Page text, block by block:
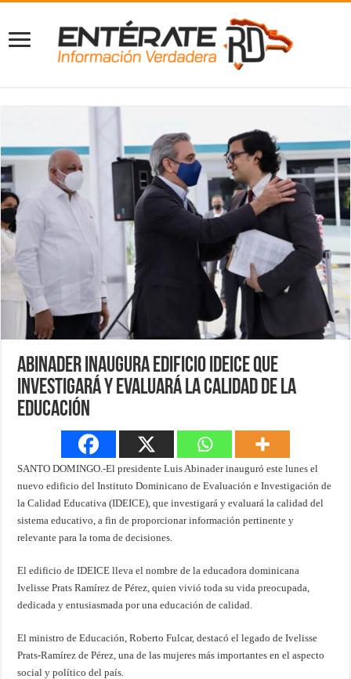
Abinader inaugura edificio IDEICE que
investigará y evaluará la calidad de la
educación
SANTO DOMINGO.-El presidente Luis Abinader inauguró este lunes el
nuevo edificio del Instituto Dominicano de Evaluación e Investigación de
la Calidad Educativa (IDEICE), que investigará y evaluará la calidad del
sistema educativo, a fin de proporcionar información pertinente y
relevante para la toma de decisiones.
El edificio de IDEICE lleva el nombre de la educadora dominicana
Ivelisse Prats Ramírez de Pérez, quien vivió toda su vida preocupada,
dedicada y entusiasmada por una educación de calidad.
El ministro de Educación, Roberto Fulcar, destacó el legado de Ivelisse
Prats-Ramírez de Pérez, una de las mujeres más importantes en el aspecto
social y político del país.